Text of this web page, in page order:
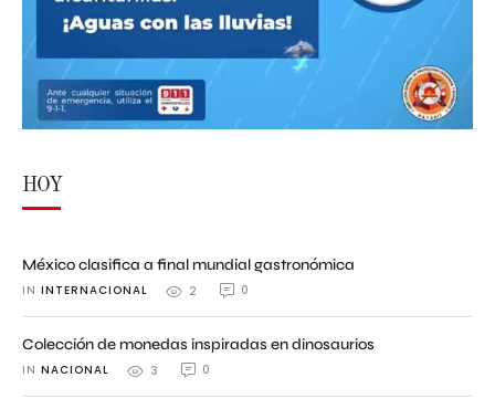
HOY
México clasifica a final mundial gastronómica
IN INTERNACIONAL 2 0
Colección de monedas inspiradas en dinosaurios
IN NACIONAL 3 0